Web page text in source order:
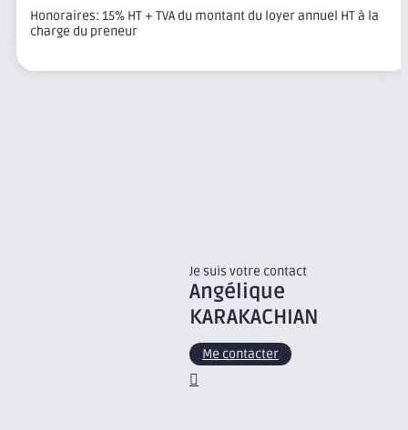
Honoraires: 15% HT + TVA du montant du loyer annuel HT à la
charge du preneur
Je suis votre contact
Angélique
KARAKACHIAN
Me contacter